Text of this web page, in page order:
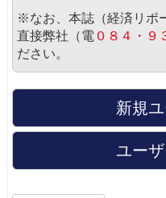
※なお、本誌（経済リポ
直接弊社（電 ０８４・９
ださい。
新規
ユー